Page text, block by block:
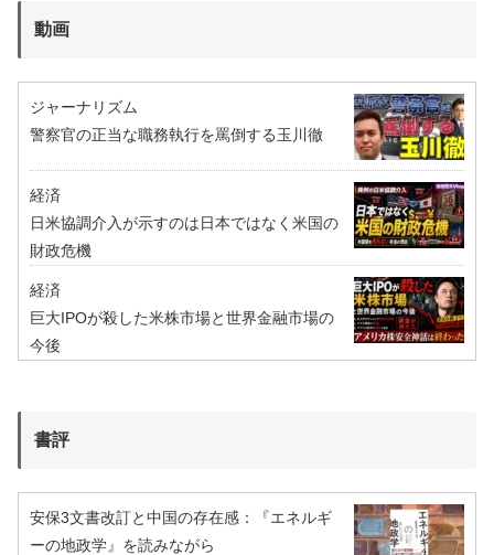
動画
ジャーナリズム
警察官の正当な職務執行を罵倒する玉川徹
経済
日米協調介入が示すのは日本ではなく米国の
財政危機
経済
巨大IPOが殺した米株市場と世界金融市場の
今後
書評
安保3文書改訂と中国の存在感：『エネルギ
ーの地政学』を読みながら